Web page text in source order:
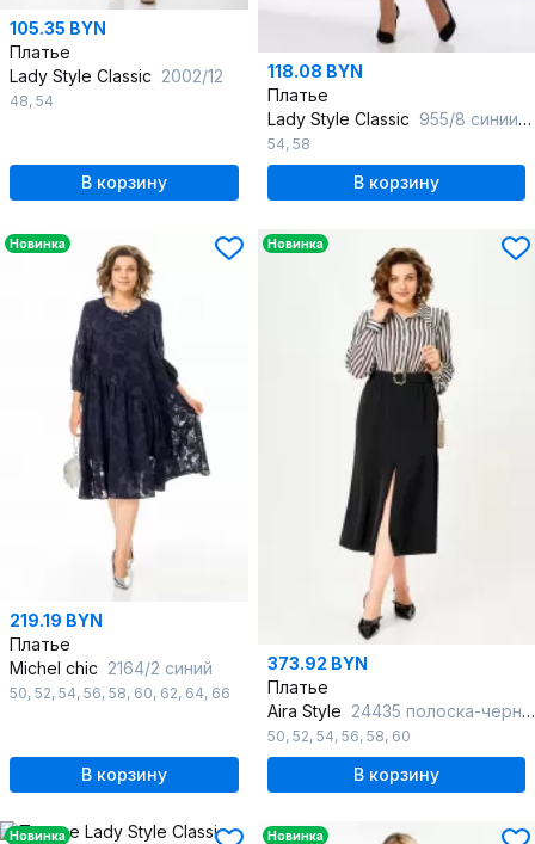
105.35 BYN
Платье
Lady Style Classic 2002/12
48, 54
В корзину
118.08 BYN
Платье
Lady Style Classic 955/8 синиий-хаки
54, 58
В корзину
Новинка
219.19 BYN
Платье
Michel chic 2164/2 синий
50, 52, 54, 56, 58, 60, 62, 64, 66
В корзину
Новинка
373.92 BYN
Платье
Aira Style 24435 полоска-черный
50, 52, 54, 56, 58, 60
В корзину
Новинка Новинка